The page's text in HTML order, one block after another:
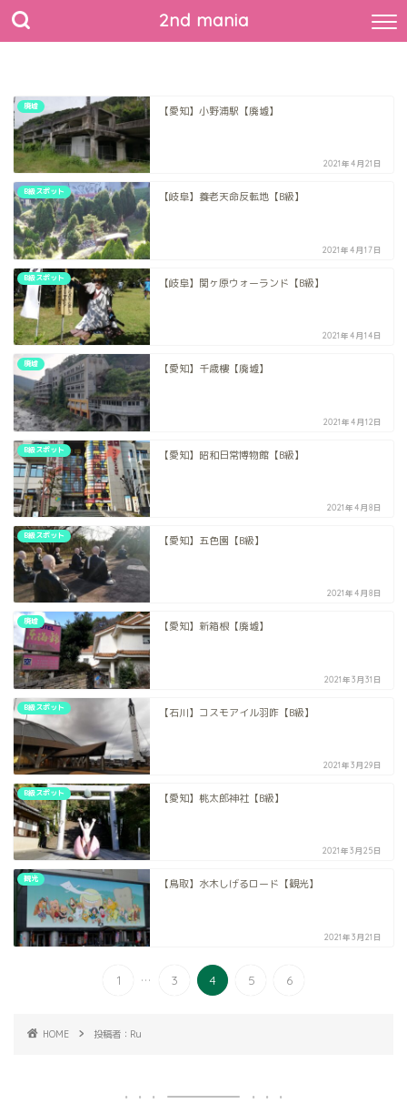
2nd mania
廃墟 【愛知】小野浦駅【廃墟】
2021年4月21日
B級スポット 【岐阜】養老天命反転地【B級】
2021年4月17日
B級スポット 【岐阜】関ヶ原ウォーランド【B級】
2021年4月14日
廃墟 【愛知】千歳樓【廃墟】
2021年4月12日
B級スポット 【愛知】昭和日常博物館【B級】
2021年4月8日
B級スポット 【愛知】五色園【B級】
2021年4月8日
廃墟 【愛知】新箱根【廃墟】
2021年3月31日
B級スポット 【石川】コスモアイル羽咋【B級】
2021年3月29日
B級スポット 【愛知】桃太郎神社【B級】
2021年3月25日
観光 【鳥取】水木しげるロード【観光】
2021年3月21日
1 ... 3 4 5 6
HOME 投稿者：Ru